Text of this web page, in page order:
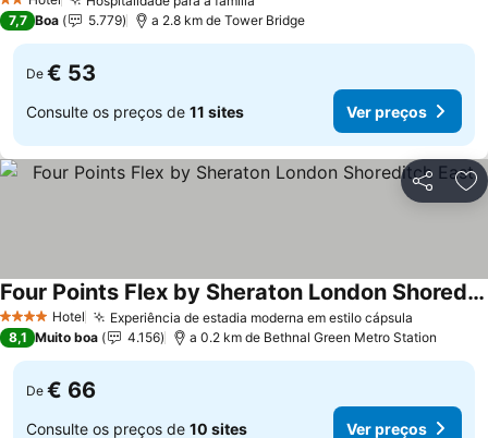
2 Estrelas
7,7 Boa 5.779 a 2.8 km de Tower Bridge
De € 53
Consulte os preços de 11 sites Ver preços
Partilhar
4 EstrelasHotel Experiência de estadia moderna em estilo cápsula
Four Points Flex by Sheraton London Shoreditch East
Ver preços
8,1 Muito boa 4.156 a 0.2 km de Bethnal Green Metro Station
De € 66
Consulte os preços de 10 sites Ver preços